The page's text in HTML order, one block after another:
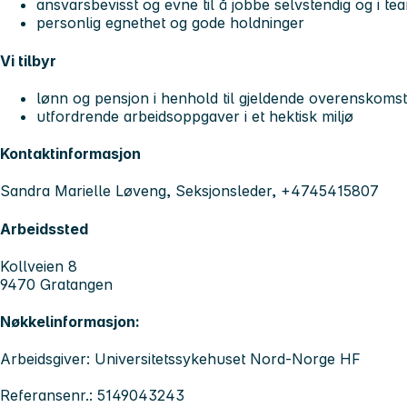
ansvarsbevisst og evne til å jobbe selvstendig og i
personlig egnethet og gode holdninger
Vi tilbyr
lønn og pensjon i henhold til gjeldende
utfordrende arbeidsoppgaver i et hektisk miljø
Kontaktinformasjon
Sandra Marielle Løveng, Seksjonsleder, +4745415807
Arbeidssted
Kollveien 8
9470 Gratangen
Nøkkelinformasjon:
Arbeidsgiver: Universitetssykehuset Nord-Norge HF
Referansenr.: 5149043243